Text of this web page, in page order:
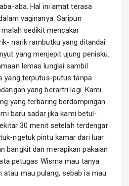
aba. Hal ini amat terasa
vaginanya. Saripun
sedikit mencakar
narik rambutku yang ditandai
yang menjepit ujung penisku.
lemas lunglai sambil
yang terputus-putus tanpa
yang berartri lagi. Kami
yang terbaring berdampingan
baru sadar jika kami betul-
30 menit setelah terdengar
ngetuk pintu kamar dari luar.
bangkit dan merapikan pakaian
petugas Wisma mau tanya
atau mau pulang, sebab ia mau